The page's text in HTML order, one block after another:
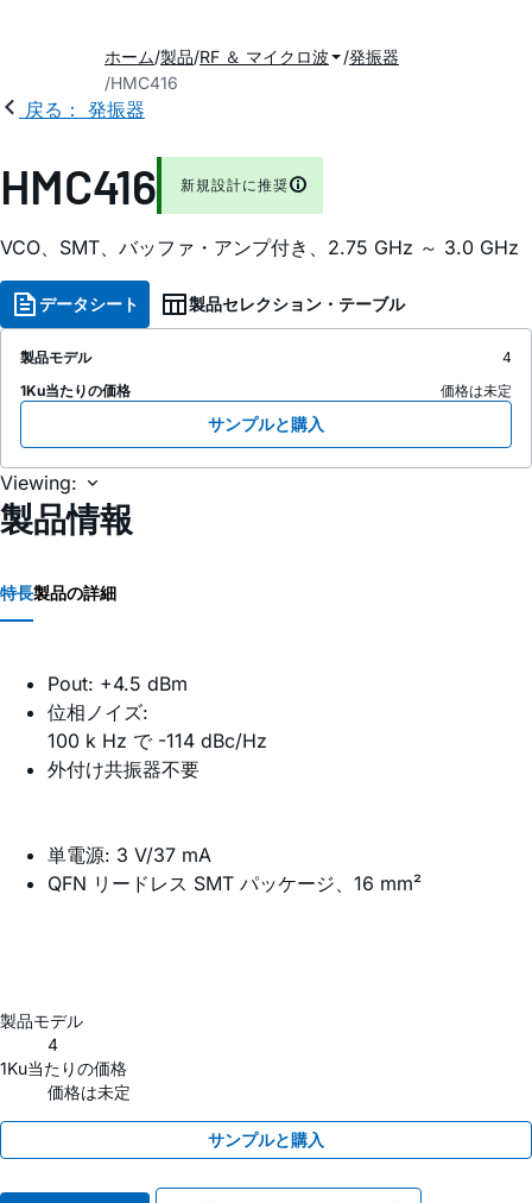
ホーム 製品 RF ＆ マイクロ波
発振器
HMC416
戻る： 発振器
HMC416 新規設計に推奨
VCO、SMT、バッファ・アンプ付き、2.75 GHz ～ 3.0 GHz
データシート 製品セレクション・テーブル
製品モデル
4
1Ku当たりの価格
価格は未定
サンプルと購入
Viewing:
製品情報
特長製品の詳細
Pout: +4.5 dBm
位相ノイズ:
100 k Hz で -114 dBc/Hz
外付け共振器不要
単電源: 3 V/37 mA
QFN リードレス SMT パッケージ、16 mm²
製品モデル
4
1Ku当たりの価格
価格は未定
サンプルと購入